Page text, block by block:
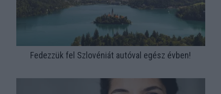
Fedezzük fel Szlovéniát autóval egész évben!